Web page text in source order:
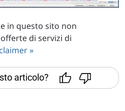
in questo sito non
di servizi di
»
articolo?